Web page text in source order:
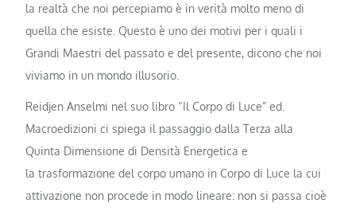
la realtà che noi percepiamo è in verità molto meno di
quella che esiste. Questo è uno dei motivi per i quali i
Grandi Maestri del passato e del presente, dicono che noi
viviamo in un mondo illusorio.
Reidjen Anselmi nel suo libro “Il Corpo di Luce” ed.
Macroedizioni ci spiega il passaggio dalla Terza alla
Quinta Dimensione di Densità Energetica e
la trasformazione del corpo umano in Corpo di Luce la cui
attivazione non procede in modo lineare: non si passa cioè